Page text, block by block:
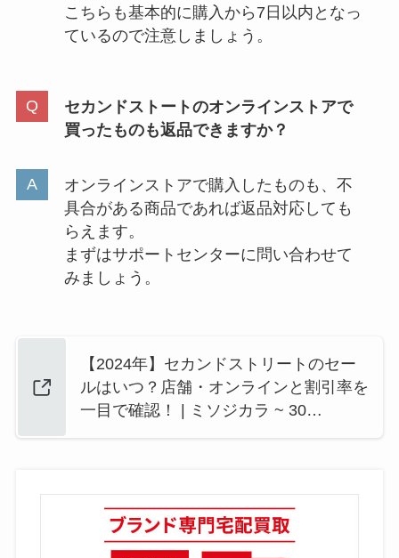
こちらも基本的に購入から7日以内となっ
ているので注意しましょう。
セカンドストートのオンラインストアで
買ったものも返品できますか？
オンラインストアで購入したものも、不
具合がある商品であれば返品対応しても
らえます。
まずはサポートセンターに問い合わせて
みましょう。
【2024年】セカンドストリートのセー
ルはいつ？店舗・オンラインと割引率を
一目で確認！ | ミソジカラ ~ 30…